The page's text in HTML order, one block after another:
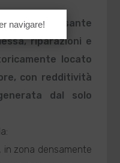
un interessante
riparazioni e
locato
con redditività
dal solo
, in zona densamente
navigare!